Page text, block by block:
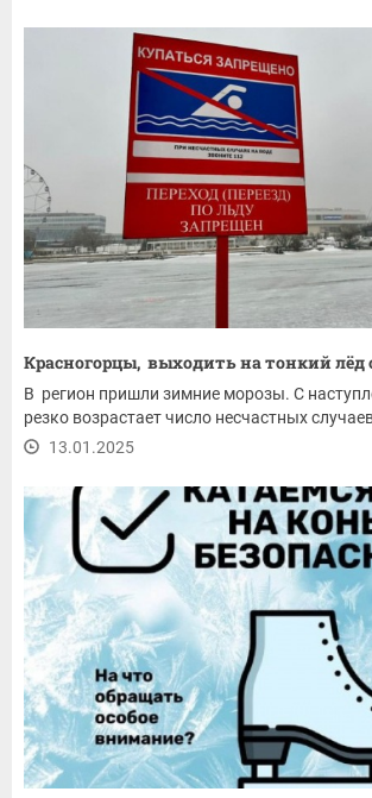
Красногорцы, выходить на тонкий лёд
В регион пришли зимние морозы. С
резко возрастает число несчастных
13.01.2025